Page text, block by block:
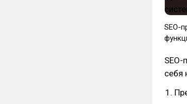
SEO-
SEO-
себя